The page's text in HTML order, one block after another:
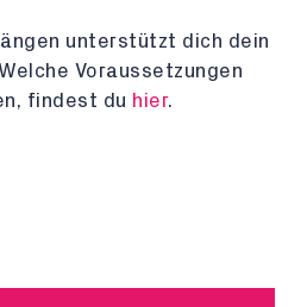
unterstützt dich dein
Voraussetzungen
findest du hier.